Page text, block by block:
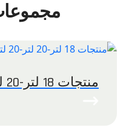
منتجات 18 لتر-20 لتر-20 لتر-25 لتر